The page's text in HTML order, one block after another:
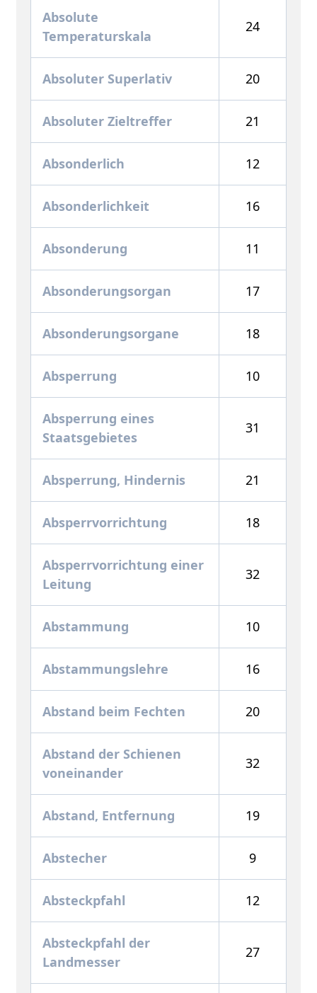
Absolute
Temperaturskala
24
Absoluter Superlativ 20
Absoluter Zieltreffer 21
Absonderlich 12
Absonderlichkeit 16
Absonderung 11
Absonderungsorgan 17
Absonderungsorgane 18
Absperrung 10
Absperrung eines
Staatsgebietes
31
Absperrung, Hindernis 21
Absperrvorrichtung 18
Absperrvorrichtung einer
Leitung
32
Abstammung 10
Abstammungslehre 16
Abstand beim Fechten 20
Abstand der Schienen
voneinander
32
Abstand, Entfernung 19
Abstecher 9
Absteckpfahl 12
Absteckpfahl der
Landmesser
27